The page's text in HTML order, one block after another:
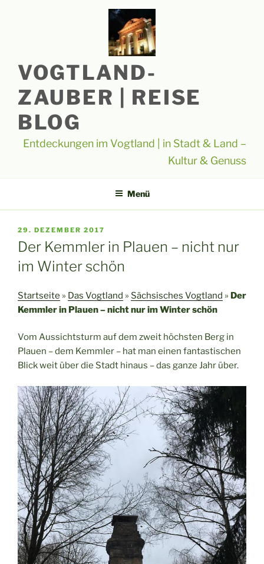
VOGTLAND-
ZAUBER | REISE
BLOG
Entdeckungen im Vogtland | in Stadt & Land –
Kultur & Genuss
Menü
VERÖFFENTLICHT
AM
29. DEZEMBER 2017
Der Kemmler in Plauen – nicht nur
im Winter schön
Startseite » Das Vogtland » Sächsisches Vogtland » Der
Kemmler in Plauen – nicht nur im Winter schön
Vom Aussichtsturm auf dem zweit höchsten Berg in
Plauen – dem Kemmler – hat man einen fantastischen
Blick weit über die Stadt hinaus – das ganze Jahr über.